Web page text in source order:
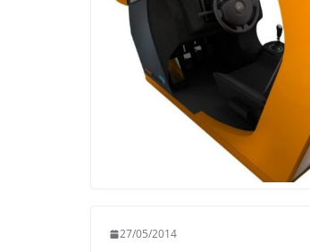
27/05/2014